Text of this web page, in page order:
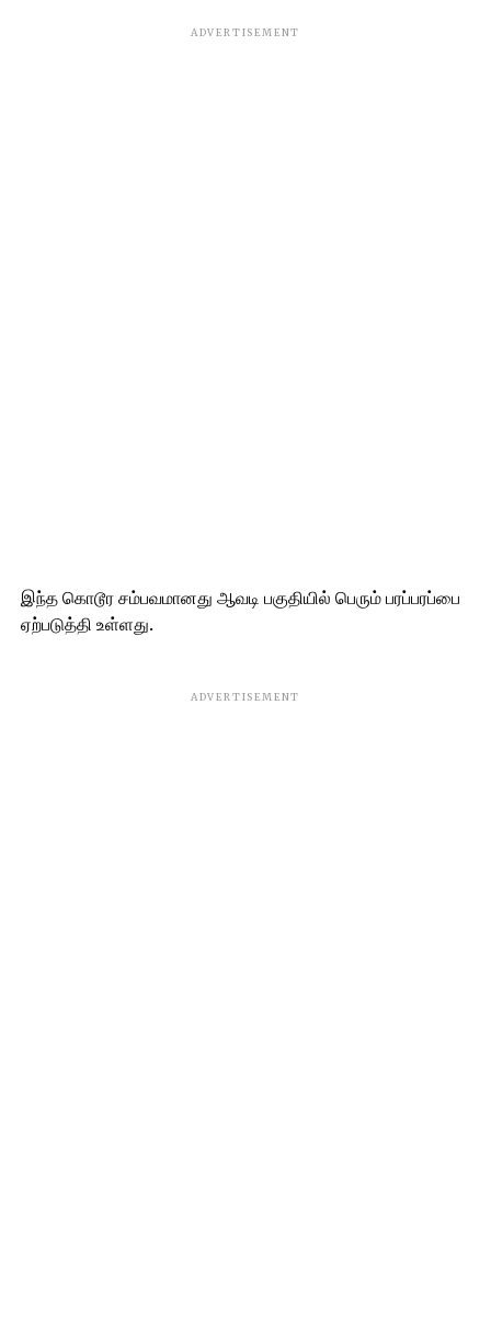
ADVERTISEMENT
இந்த கொடூர சம்பவமானது ஆவடி பகுதியில் பெரும் பரப்பரப்பை
ஏற்படுத்தி உள்ளது.
ADVERTISEMENT